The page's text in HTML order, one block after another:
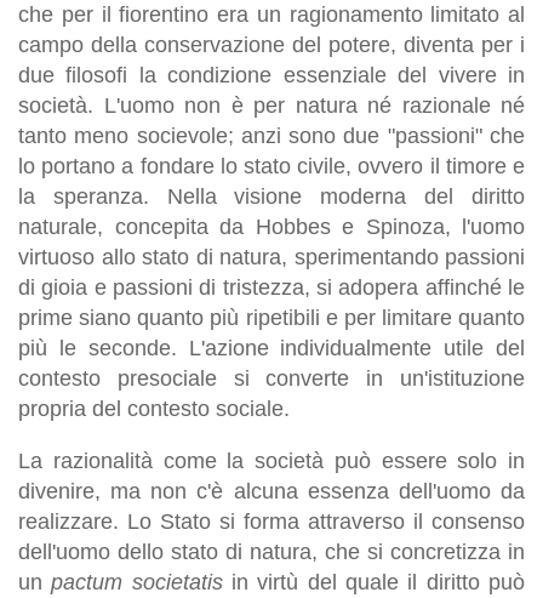
che per il fiorentino era un ragionamento limitato al
campo della conservazione del potere, diventa per i
due filosofi la condizione essenziale del vivere in
società. L'uomo non è per natura né razionale né
tanto meno socievole; anzi sono due "passioni" che
lo portano a fondare lo stato civile, ovvero il timore e
la speranza. Nella visione moderna del diritto
naturale, concepita da Hobbes e Spinoza, l'uomo
virtuoso allo stato di natura, sperimentando passioni
di gioia e passioni di tristezza, si adopera affinché le
prime siano quanto più ripetibili e per limitare quanto
più le seconde. L'azione individualmente utile del
contesto presociale si converte in un'istituzione
propria del contesto sociale.
La razionalità come la società può essere solo in
divenire, ma non c'è alcuna essenza dell'uomo da
realizzare. Lo Stato si forma attraverso il consenso
dell'uomo dello stato di natura, che si concretizza in
unpactum societatisin virtù del quale il diritto può